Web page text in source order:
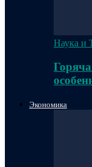
Наука и
Экономика